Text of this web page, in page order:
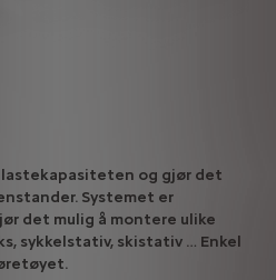
og gjør det
Systemet er
det mulig å montere ulike
sykkelstativ, skistativ … Enkel